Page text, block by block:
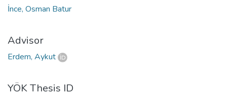
İnce, Osman Batur
Advisor
Erdem, Aykut
YÖK Thesis ID